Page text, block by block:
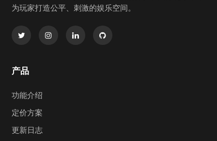
为玩家打造公平、刺激的娱乐空间。
产品
功能介绍
定价方案
更新日志